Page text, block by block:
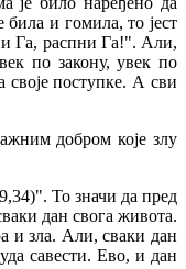
и гомила, то јест
Га, распни Га!". Али,
по закону, увек по
своје поступке. А сви
добром које злу
То значи да пред
дан свога живота.
и зла. Али, сваки дан
савести. Ево, и дан